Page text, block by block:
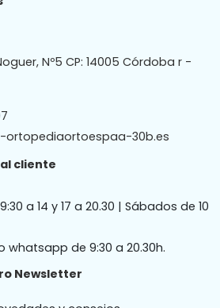
Nº5 CP: 14005 Córdoba r -
ortopediaortoespaa-30b.es
cliente
a 14 y 17 a 20.30 | Sábados de 10
de 9:30 a 20.30h.
Newsletter